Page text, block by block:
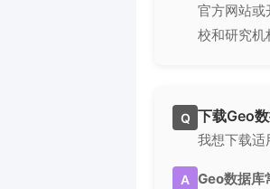
官方网站
校和研究机
Q 下载Geo
我想下载适
A Geo数据库